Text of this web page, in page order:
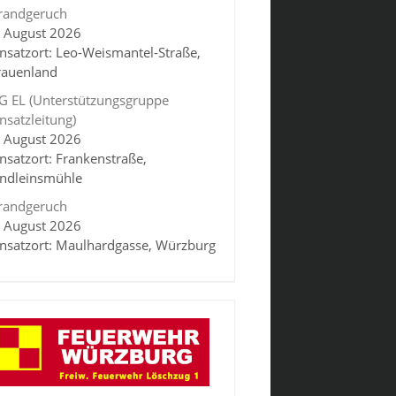
August 2026
Leo-Weismantel-Straße,
EL (Unterstützungsgruppe
August 2026
Frankenstraße,
August 2026
Maulhardgasse, Würzburg